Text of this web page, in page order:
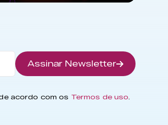
Assinar Newsletter
acordo com os Termos de uso